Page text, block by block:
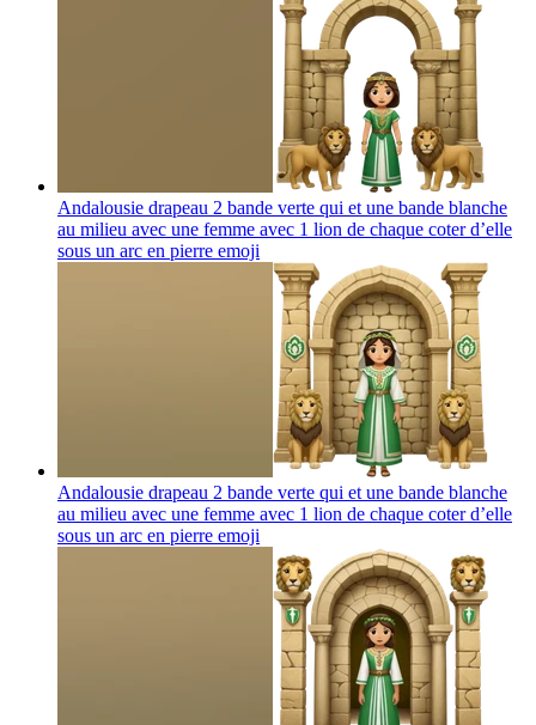
Andalousie drapeau 2 bande verte qui et une bande blanche
au milieu avec une femme avec 1 lion de chaque coter d’elle
sous un arc en pierre emoji
Andalousie drapeau 2 bande verte qui et une bande blanche
au milieu avec une femme avec 1 lion de chaque coter d’elle
sous un arc en pierre emoji